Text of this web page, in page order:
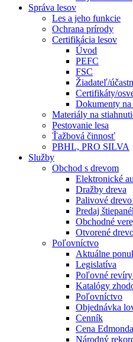
Správa lesov
Les a jeho funkcie
Ochrana prírody
Certifikácia lesov
Úvod
PEFC
FSC
Žiadateľ/
Certifikáty/
Dokumenty na
Materiály na
Pestovanie lesa
Ťažbová činnosť
PBHL, PRO SILVA
Služby
Obchod s drevom
Elektronické
Dražby dreva
Palivové
Predaj
Obchodné
Otvorené
Poľovníctvo
Aktuálne
Legislatíva
Poľovné
Katalógy
Poľovníctvo
Objednávka
Cenník
Cena
Národný